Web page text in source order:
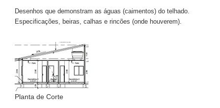
Desenhos que demonstram as águas (caimentos) do telhado.
Especificações, beiras, calhas e rincões (onde houverem).
Planta de Corte